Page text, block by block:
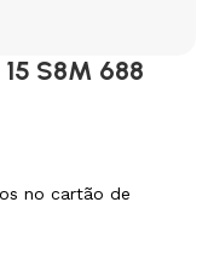
S8M 688
no cartão de